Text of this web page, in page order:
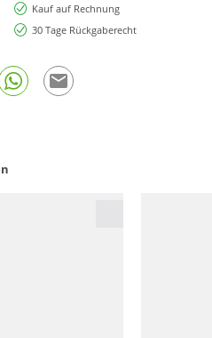
Kauf auf Rechnung
30 Tage Rückgaberecht